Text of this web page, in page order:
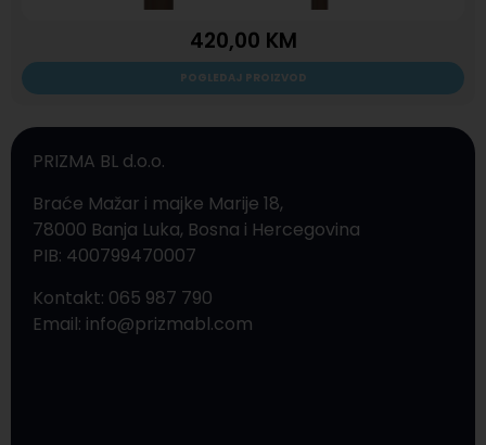
420,00 KM
POGLEDAJ PROIZVOD
PRIZMA BL d.o.o.
Braće Mažar i majke Marije 18,
78000 Banja Luka, Bosna i Hercegovina
PIB: 400799470007
Kontakt: 065 987 790
Email: info@prizmabl.com